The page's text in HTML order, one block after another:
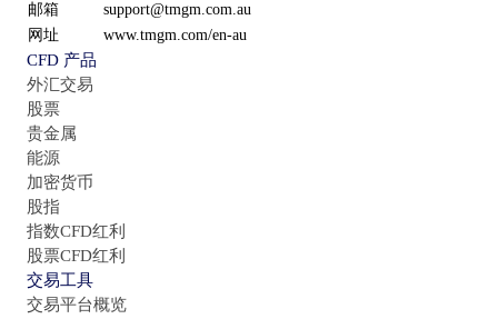
邮箱
support@tmgm.com.au
网址
www.tmgm.com/en-au
CFD 产品
外汇交易
股票
贵金属
能源
加密货币
股指
指数CFD红利
股票CFD红利
交易工具
交易平台概览